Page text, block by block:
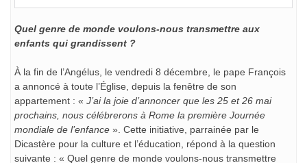
Quel genre de monde voulons-nous transmettre aux
enfants qui grandissent ?
À la fin de l’Angélus, le vendredi 8 décembre, le pape François
a annoncé à toute l’Église, depuis la fenêtre de son
appartement : « J’ai la joie d’annoncer que les 25 et 26 mai
prochains, nous célébrerons à Rome la première Journée
mondiale de l’enfance ». Cette initiative, parrainée par le
Dicastère pour la culture et l’éducation, répond à la question
suivante : « Quel genre de monde voulons-nous transmettre